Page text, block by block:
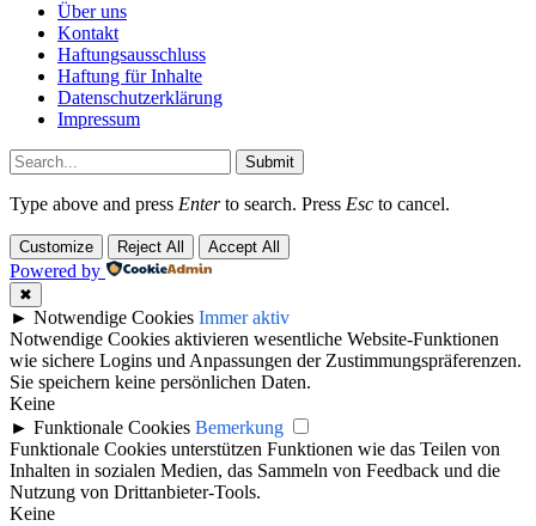
Über uns
Kontakt
Haftungsausschluss
Haftung für Inhalte
Datenschutzerklärung
Impressum
Submit
Type above and press Enterto search. Press Esc to cancel.
Customize Reject All Accept All
Powered by
✖
► Notwendige Cookies Immer aktiv
Notwendige Cookies aktivieren wesentliche Website-Funktionen
wie sichere Logins und Anpassungen der Zustimmungspräferenzen.
Sie speichern keine persönlichen Daten.
Keine
► Funktionale Cookies Bemerkung
Funktionale Cookies unterstützen Funktionen wie das Teilen von
Inhalten in sozialen Medien, das Sammeln von Feedback und die
Nutzung von Drittanbieter-Tools.
Keine